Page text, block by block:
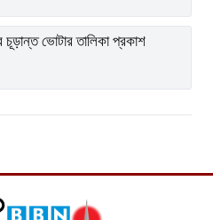
চূড়ান্ত ভোটার তালিকা প্রকাশ